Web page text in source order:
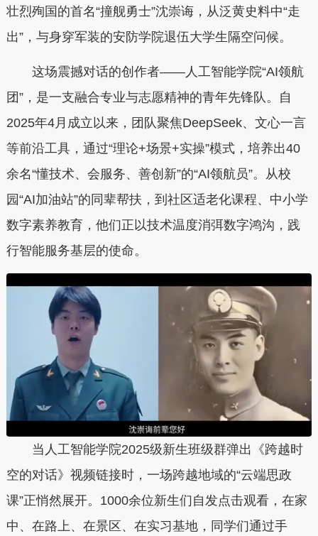
壮烈殉国的首名“撞舰勇士”沈崇诲，从泛黄史料中“走
出”，与身穿军装的安防学院退伍大学生隔空问候。
这场震撼对话的创作者——人工智能学院“AI领航
团”，是一支融合专业与志愿精神的青年先锋队。自
2025年4月成立以来，团队聚焦DeepSeek、文心一言
等前沿工具，通过“理论+场景+实操”模式，培养出40
余名“懂技术、会服务、善创新”的“AI领航员”。从校
园“AI加油站”的同辈帮扶，到社区适老化课程、中小学
数字素养教育，他们正以技术温度消弭数字鸿沟，践
行智能服务基层的使命。
当人工智能学院2025级新生班级群弹出《跨越时
空的对话》视频链接时，一场跨越地域的“云端思政
课”正悄然展开。1000余位新生们自发点击观看，在家
中、在路上、在景区、在实习基地，同学们通过手